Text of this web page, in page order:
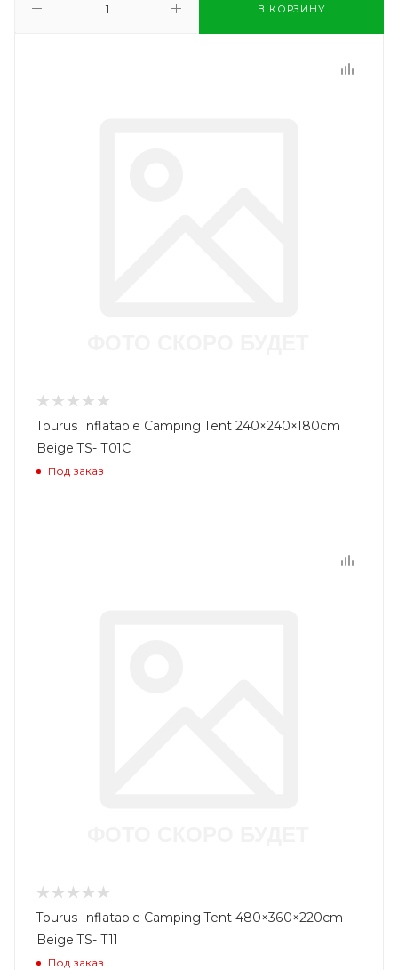
В КОРЗИНУ
Tourus Inflatable Camping Tent 240×240×180cm
Beige TS-IT01С
Под заказ
Tourus Inflatable Camping Tent 480×360×220cm
Beige TS-IT11
Под заказ